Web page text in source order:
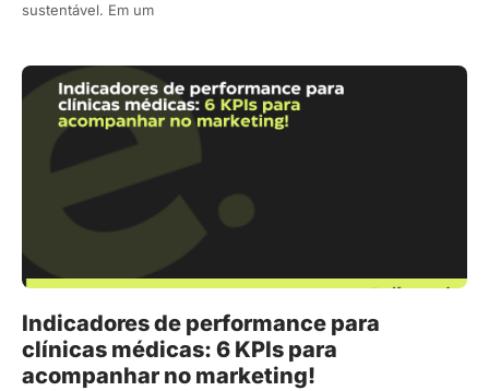
sustentável. Em um
Indicadores de performance para
clínicas médicas: 6 KPIs para
acompanhar no marketing!